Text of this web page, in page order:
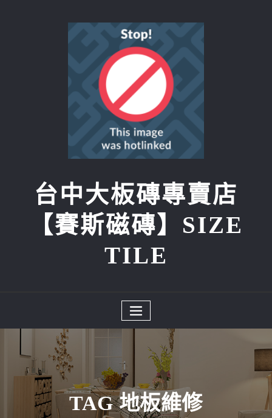
台中大板磚專賣店
【賽斯磁磚】SIZE
TILE
TAG 地板維修